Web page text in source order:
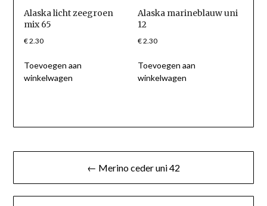
Alaska licht zeegroen
mix 65
€2.30
Toevoegen aan
winkelwagen
Alaska marineblauw uni
12
€2.30
Toevoegen aan
winkelwagen
Berichtnavigatie
← Merino ceder uni 42